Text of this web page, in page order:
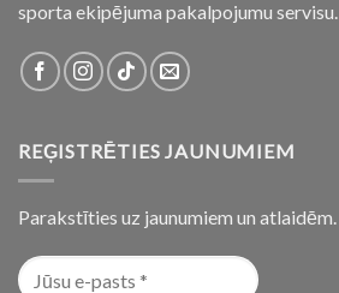
sporta ekipējuma pakalpojumu servisu.
REĢISTRĒTIES JAUNUMIEM
Parakstīties uz jaunumiem un atlaidēm.